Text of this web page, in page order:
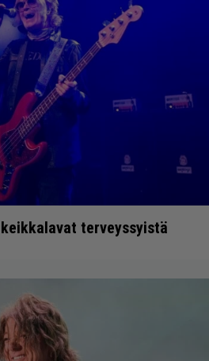
terveyssyistä